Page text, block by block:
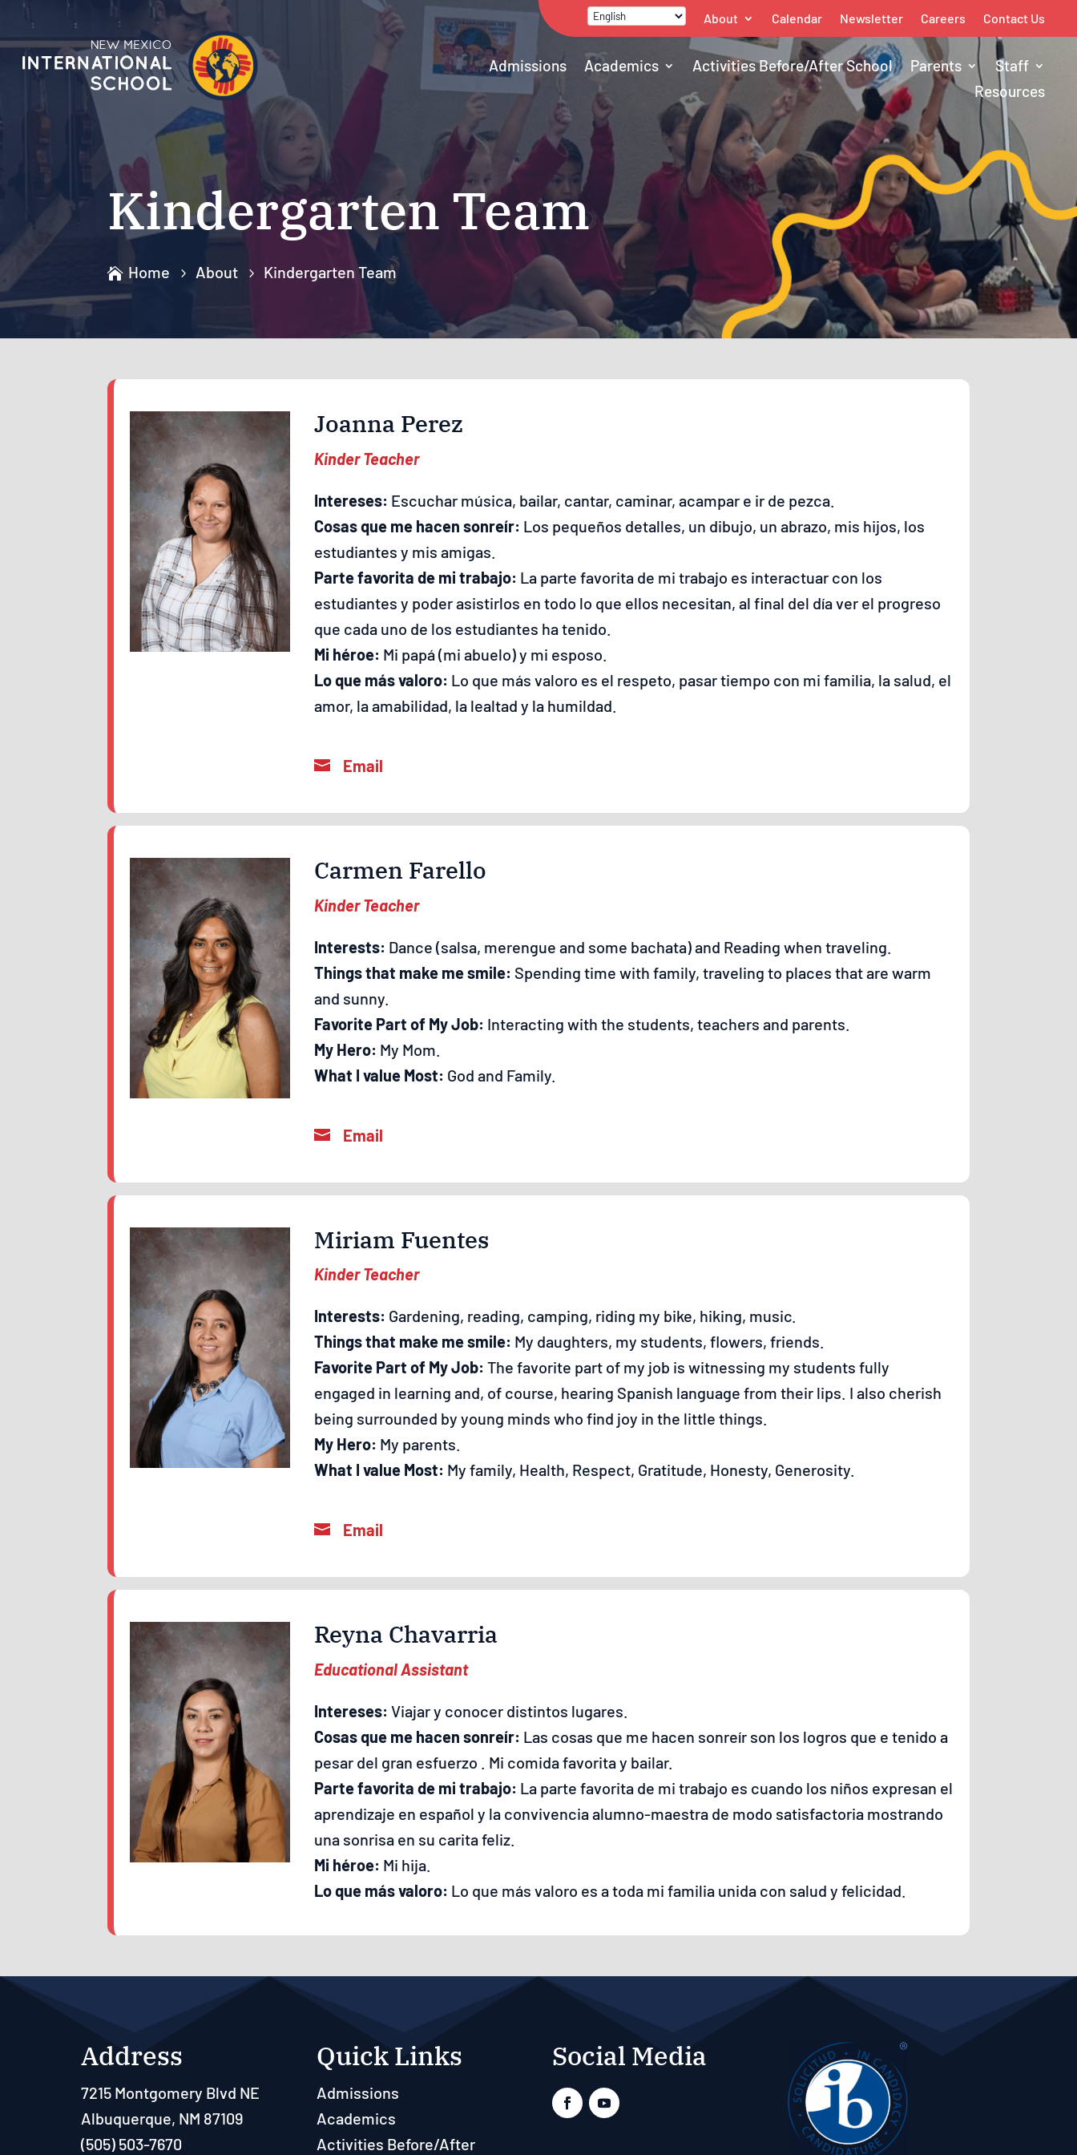
About Calendar Newsletter Careers Contact Us
Admissions Academics Activities Before/After School Parents
Staff
Resources
Kindergarten Team
Home About Kindergarten Team
Joanna Perez
Kinder Teacher
Intereses: Escuchar música, bailar, cantar, caminar, acampar e ir de pezca.
Cosas que me hacen sonreír: Los pequeños detalles, un dibujo, un abrazo, mis hijos, los
estudiantes y mis amigas.
Parte favorita de mi trabajo: La parte favorita de mi trabajo es interactuar con los
estudiantes y poder asistirlos en todo lo que ellos necesitan, al final del día ver el progreso
que cada uno de los estudiantes ha tenido.
Mi héroe: Mi papá (mi abuelo) y mi esposo.
Lo que más valoro: Lo que más valoro es el respeto, pasar tiempo con mi familia, la salud, el
amor, la amabilidad, la lealtad y la humildad.
Carmen Farello
Kinder Teacher
Interests: Dance (salsa, merengue and some bachata) and Reading when traveling.
Things that make me smile: Spending time with family, traveling to places that are warm
and sunny.
Favorite Part of My Job: Interacting with the students, teachers and parents.
My Hero: My Mom.
What I value Most: God and Family.
Miriam Fuentes
Kinder Teacher
Interests: Gardening, reading, camping, riding my bike, hiking, music.
Things that make me smile: My daughters, my students, flowers, friends.
Favorite Part of My Job: The favorite part of my job is witnessing my students fully
engaged in learning and, of course, hearing Spanish language from their lips. I also cherish
being surrounded by young minds who find joy in the little things.
My Hero: My parents.
What I value Most: My family, Health, Respect, Gratitude, Honesty, Generosity.
Reyna Chavarria
Educational Assistant
Intereses: Viajar y conocer distintos lugares.
Cosas que me hacen sonreír: Las cosas que me hacen sonreír son los logros que e tenido a
pesar del gran esfuerzo . Mi comida favorita y bailar.
Parte favorita de mi trabajo: La parte favorita de mi trabajo es cuando los niños expresan el
aprendizaje en español y la convivencia alumno-maestra de modo satisfactoria mostrando
una sonrisa en su carita feliz.
Mi héroe: Mi hija.
Lo que más valoro: Lo que más valoro es a toda mi familia unida con salud y felicidad.
Address
7215 Montgomery Blvd NE
Albuquerque, NM 87109
(505) 503-7670
Quick Links
Admissions
Academics
Activities Before/After
Social Media